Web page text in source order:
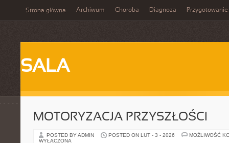
Strona główna Archiwum Choroba Diagnoza Przygotowanie
SALA
MOTORYZACJA PRZYSZŁOŚCI
POSTED BY ADMIN POSTED ON LUT - 3 - 2026
MOŻLIWOŚĆ
WYŁĄCZONA